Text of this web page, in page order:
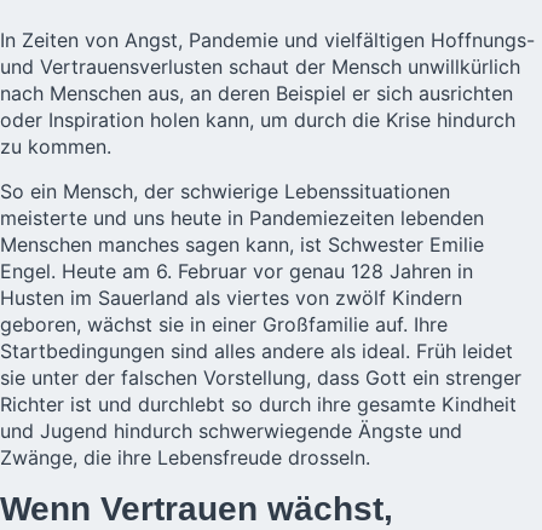
In Zeiten von Angst, Pandemie und vielfältigen Hoffnungs-
und Vertrauensverlusten schaut der Mensch unwillkürlich
nach Menschen aus, an deren Beispiel er sich ausrichten
oder Inspiration holen kann, um durch die Krise hindurch
zu kommen.
So ein Mensch, der schwierige Lebenssituationen
meisterte und uns heute in Pandemiezeiten lebenden
Menschen manches sagen kann, ist Schwester Emilie
Engel. Heute am 6. Februar vor genau 128 Jahren in
Husten im Sauerland als viertes von zwölf Kindern
geboren, wächst sie in einer Großfamilie auf. Ihre
Startbedingungen sind alles andere als ideal. Früh leidet
sie unter der falschen Vorstellung, dass Gott ein strenger
Richter ist und durchlebt so durch ihre gesamte Kindheit
und Jugend hindurch schwerwiegende Ängste und
Zwänge, die ihre Lebensfreude drosseln.
Wenn Vertrauen wächst,